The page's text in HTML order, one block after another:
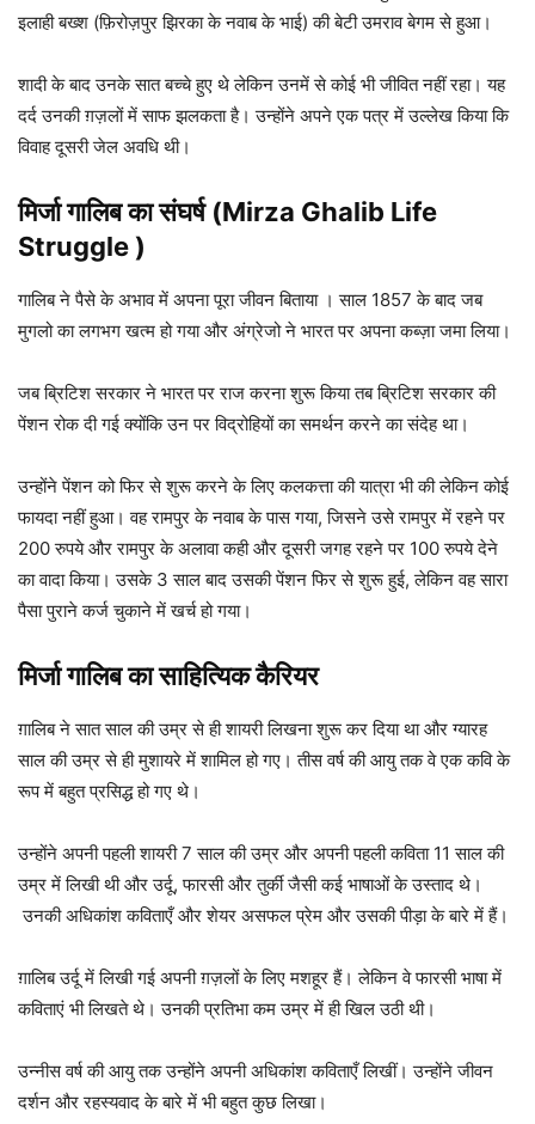
इलाही बख्श (फ़िरोज़पुर झिरका के नवाब के भाई) की बेटी उमराव बेगम से हुआ।
शादी के बाद उनके सात बच्चे हुए थे लेकिन उनमें से कोई भी जीवित नहीं रहा। यह
दर्द उनकी ग़ज़लों में साफ झलकता है। उन्होंने अपने एक पत्र में उल्लेख किया कि
विवाह दूसरी जेल अवधि थी।
मिर्जा गालिबका संघर्ष (Mirza Ghalib Life
Struggle )
गालिब ने पैसे के अभाव में अपना पूरा जीवन बिताया । साल 1857 के बाद जब
मुगलो का लगभग खत्म हो गया और अंग्रेजो ने भारत पर अपना कब्ज़ा जमा लिया।
जब ब्रिटिश सरकार ने भारत पर राज करना शुरू किया तब ब्रिटिश सरकार की
पेंशन रोक दी गई क्योंकि उन पर विद्रोहियों का समर्थन करने का संदेह था।
उन्होंने पेंशन को फिर से शुरू करने के लिए कलकत्ता की यात्रा भी की लेकिन कोई
फायदा नहीं हुआ। वह रामपुर के नवाब के पास गया, जिसने उसे रामपुर में रहने पर
200 रुपये और रामपुर के अलावा कही और दूसरी जगह रहने पर 100 रुपये देने
का वादा किया। उसके 3 साल बाद उसकी पेंशन फिर से शुरू हुई, लेकिन वह सारा
पैसा पुराने कर्ज चुकाने में खर्च हो गया।
मिर्जा गालिब का साहित्यिक कैरियर
ग़ालिब ने सात साल की उम्र से ही शायरी लिखना शुरू कर दिया था और ग्यारह
साल की उम्र से ही मुशायरे में शामिल हो गए। तीस वर्ष की आयु तक वे एक कवि के
रूप में बहुत प्रसिद्ध हो गए थे।
उन्होंने अपनी पहली शायरी 7 साल की उम्र और अपनी पहली कविता 11 साल की
उम्र में लिखी थी और उर्दू, फारसी और तुर्की जैसी कई भाषाओं के उस्ताद थे।
उनकी अधिकांश कविताएँ और शेयर असफल प्रेम और उसकी पीड़ा के बारे में हैं।
ग़ालिब उर्दू में लिखी गई अपनी ग़ज़लों के लिए मशहूर हैं। लेकिन वे फारसी भाषा में
कविताएं भी लिखते थे। उनकी प्रतिभा कम उम्र में ही खिल उठी थी।
उन्नीस वर्ष की आयु तक उन्होंने अपनी अधिकांश कविताएँ लिखीं। उन्होंने जीवन
दर्शन और रहस्यवाद के बारे में भी बहुत कुछ लिखा।